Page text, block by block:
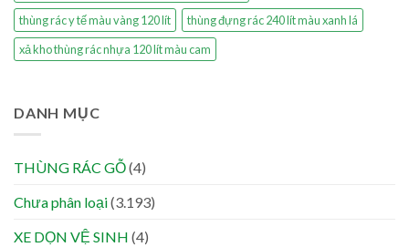
thùng rác y tế màu vàng 120 lít
thùng đựng rác 240 lít màu xanh lá
xả kho thùng rác nhựa 120 lít màu cam
DANH MỤC
THÙNG RÁC GỖ(4)
Chưa phân loại(3.193)
XE DỌN VỆ SINH (4)